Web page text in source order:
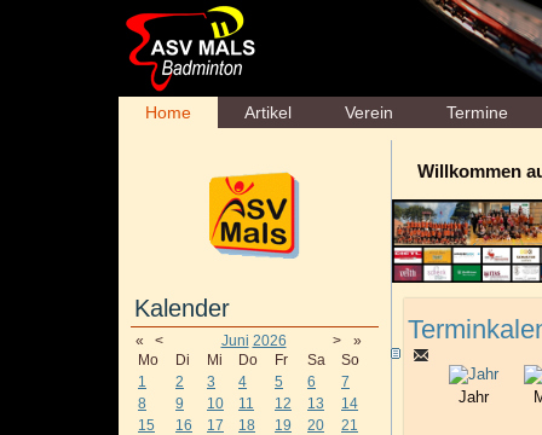
Home Artikel Verein Termine
Kalender
« < Juni 2026 >
»
Mo
Di Mi Do Fr Sa
So
1
2 3 4 5 6
7
8
9 10 11 12 13
14
15
16 17 18 19 20
21
Willkommen
Jahr